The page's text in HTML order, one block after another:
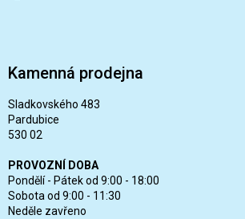
Kamenná prodejna
Sladkovského 483
Pardubice
530 02
PROVOZNÍ DOBA
Pondělí - Pátek od 9:00 - 18:00
Sobota od 9:00 - 11:30
Neděle zavřeno